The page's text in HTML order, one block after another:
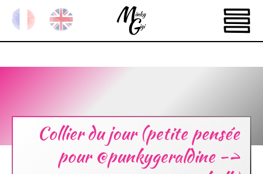
Collier du jour (petite pensée
pour @punkygeraldine ->